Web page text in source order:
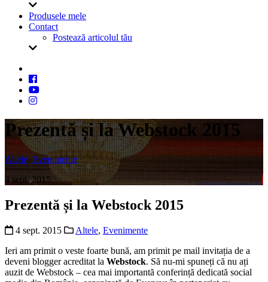
Produsele mele
Contact
Postează articolul tău
Prezentă și la Webstock 2015
Altele, Evenimente
4 sept. 2015
Prezentă și la Webstock 2015
4 sept. 2015 Altele, Evenimente
Ieri am primit o veste foarte bună, am primit pe mail invitația de a
deveni blogger acreditat la Webstock. Să nu-mi spuneți că nu ați
auzit de Webstock – cea mai importantă conferință dedicată social